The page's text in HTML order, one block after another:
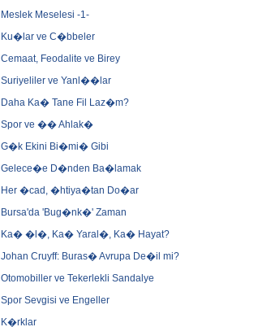
Meslek Meselesi -1-
Ku�lar ve C�bbeler
Cemaat, Feodalite ve Birey
Suriyeliler ve Yanl��lar
Daha Ka� Tane Fil Laz�m?
Spor ve �� Ahlak�
G�k Ekini Bi�mi� Gibi
Gelece�e D�nden Ba�lamak
Her �cad, �htiya�tan Do�ar
Bursa'da 'Bug�nk�' Zaman
Ka� �l�, Ka� Yaral�, Ka� Hayat?
Johan Cruyff: Buras� Avrupa De�il mi?
Otomobiller ve Tekerlekli Sandalye
Spor Sevgisi ve Engeller
K�rklar